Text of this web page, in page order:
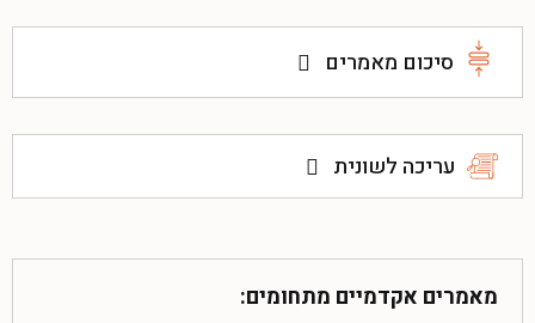
סיכום מאמרים
עריכה לשונית
מאמרים אקדמיים מתחומים: